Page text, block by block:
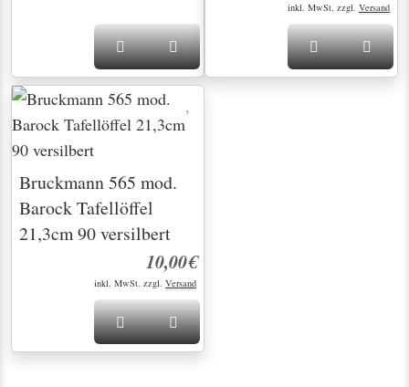
inkl. MwSt. zzgl. Versand
Bruckmann 565 mod.
Barock Tafellöffel
21,3cm 90 versilbert
10,00€
inkl. MwSt. zzgl. Versand